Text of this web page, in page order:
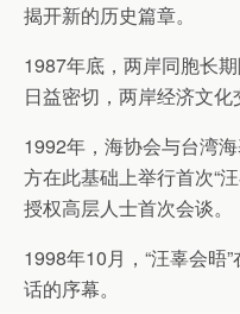
揭开新的历史篇章。
1987年底，两岸同胞长
日益密切，两岸经济文化
1992年，海协会与台湾
方在此基础上举行首次“
授权高层人士首次会谈。
1998年10月，“汪辜会晤
话的序幕。